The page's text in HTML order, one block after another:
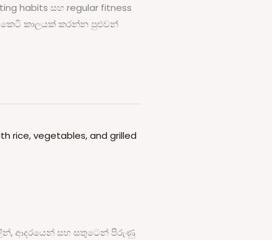
habits සහ regular fitness
කෙටි කාලයක් කරන්න පුළුවන්
ආදරයෙන් සහ සතුටෙන් පිරුණු